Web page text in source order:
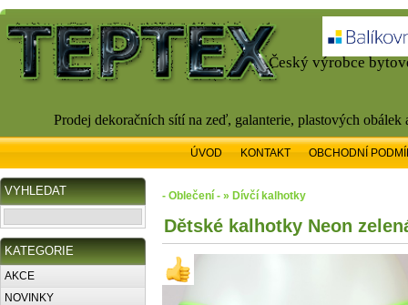
Český výrobce
Prodej dekoračních sítí na zeď, galanterie, plastových
ÚVOD KONTAKT OBCHODNÍ
VYHLEDAT
KATEGORIE
AKCE
NOVINKY
- Oblečení - » Dívčí kalhotky
Dětské kalhotky Neon